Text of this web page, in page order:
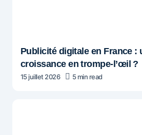
Publicité digitale en France :
croissance en trompe-l’œil ?
15 juillet 2026 5 min read